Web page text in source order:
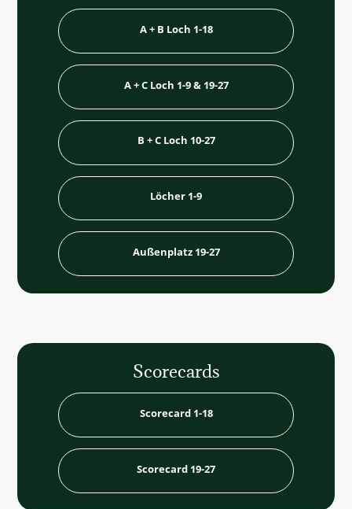
A + B Loch 1-18
A + C Loch 1-9 & 19-27
B + C Loch 10-27
Löcher 1-9
Außenplatz 19-27
Scorecards
Scorecard 1-18
Scorecard 19-27